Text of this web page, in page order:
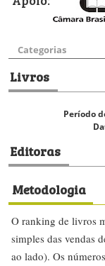
Categorias
Livros
Período
Editoras
Metodologia
O ranking de livros
simples das vendas
ao lado). Os